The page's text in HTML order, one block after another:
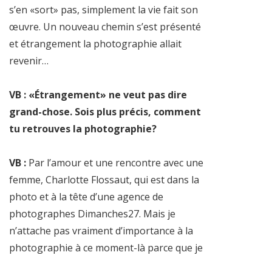
s’en «sort» pas, simplement la vie fait son
œuvre. Un nouveau chemin s’est présenté
et étrangement la photographie allait
revenir…
VB : «Étrangement» ne veut pas dire
grand-chose. Sois plus précis, comment
tu retrouves la photographie?
VB : Par l’amour et une rencontre avec une
femme, Charlotte Flossaut, qui est dans la
photo et à la tête d’une agence de
photographes Dimanches27. Mais je
n’attache pas vraiment d’importance à la
photographie à ce moment-là parce que je